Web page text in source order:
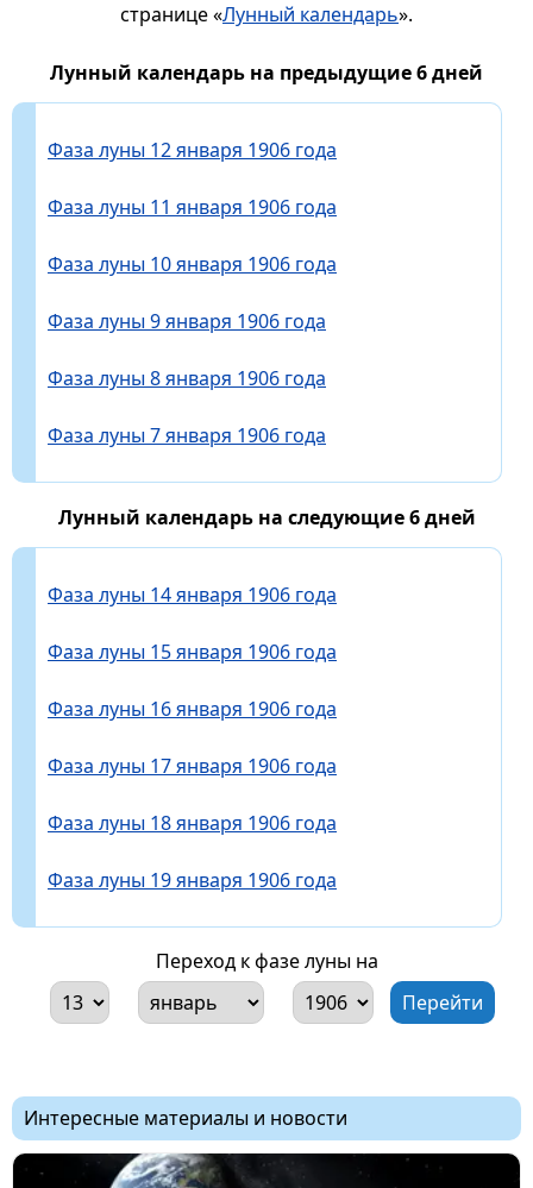
странице «Лунный календарь».
Лунный календарь на предыдущие 6 дней
Фаза луны 12 января 1906 года
Фаза луны 11 января 1906 года
Фаза луны 10 января 1906 года
Фаза луны 9 января 1906 года
Фаза луны 8 января 1906 года
Фаза луны 7 января 1906 года
Лунный календарь на следующие 6 дней
Фаза луны 14 января 1906 года
Фаза луны 15 января 1906 года
Фаза луны 16 января 1906 года
Фаза луны 17 января 1906 года
Фаза луны 18 января 1906 года
Фаза луны 19 января 1906 года
Переход к фазе луны на
Интересные материалы и новости